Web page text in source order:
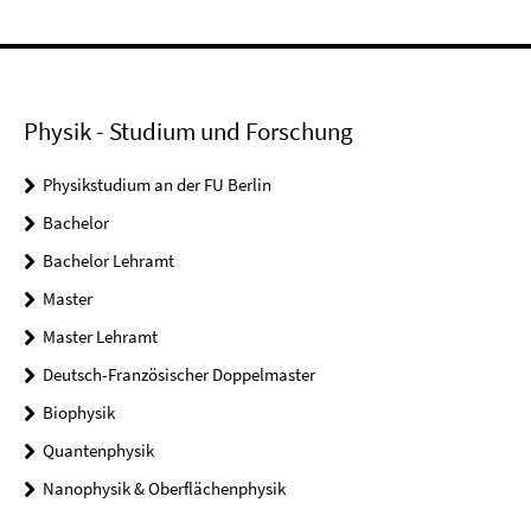
Physik - Studium und Forschung
Physikstudium an der FU Berlin
Bachelor
Bachelor Lehramt
Master
Master Lehramt
Deutsch-Französischer Doppelmaster
Biophysik
Quantenphysik
Nanophysik & Oberflächenphysik